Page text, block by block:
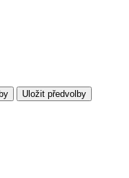
Uložit předvolby